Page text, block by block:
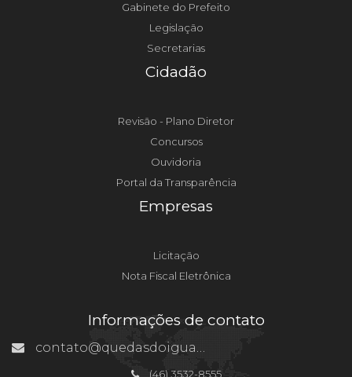
Gabinete do Prefeito
Legislação
Secretarias
Cidadão
Revisão - Plano Diretor
Concursos
Ouvidoria
Portal da Transparência
Empresas
Licitação
Nota Fiscal Eletrônica
Informações de contato
contato@quedasdoiguacu.pr.gov.br
(46) 3532-8555